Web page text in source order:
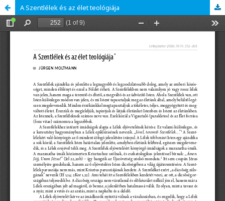
A Szentlélek és az élet teológiája